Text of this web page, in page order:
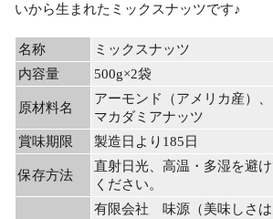
いから生まれたミックスナッツです♪
名称
ミックスナッツ
内容量
500g×2袋
原材料名
アーモンド（アメリカ産）、
マカダミアナッツ
賞味期限
製造日より185日
保存方法
直射日光、高温・多湿を避
ください。
有限会社 味源（美味しさは